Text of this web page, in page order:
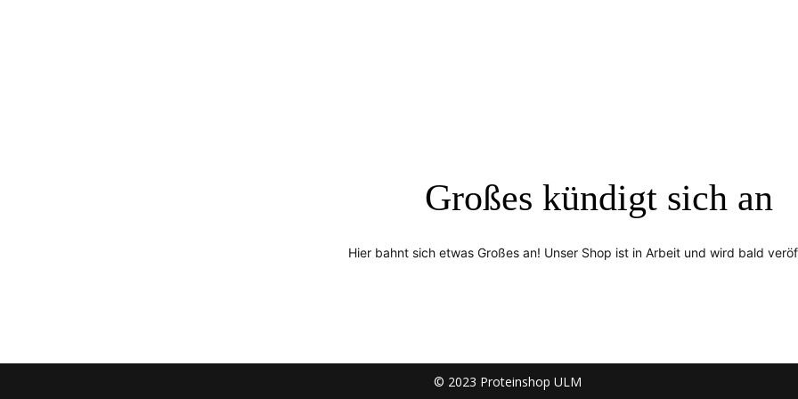
Großes kündigt sich an
Hier bahnt sich etwas Großes an! Unser Shop ist in Arbeit und wird bald
© 2023 Proteinshop ULM